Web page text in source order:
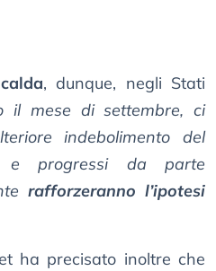
, dunque, negli Stati
il mese di settembre, ci
indebolimento del
e progressi da parte
rafforzeranno l’ipotesi
ha precisato inoltre che